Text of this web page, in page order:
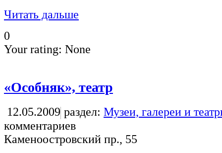
Читать дальше
0
Your rating: None
«Особняк», театр
12.05.2009 раздел: Музеи, галереи и
комментариев
Каменоостровский пр., 55